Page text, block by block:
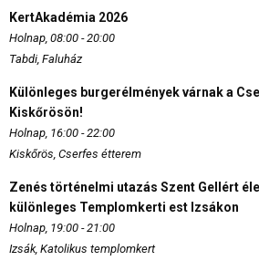
KertAkadémia 2026
Holnap, 08:00 - 20:00
Tabdi, Faluház
Különleges burgerélmények várnak a
Kiskőrösön!
Holnap, 16:00 - 22:00
Kiskőrös, Cserfes étterem
Zenés történelmi utazás Szent Gellért
különleges Templomkerti est Izsákon
Holnap, 19:00 - 21:00
Izsák, Katolikus templomkert